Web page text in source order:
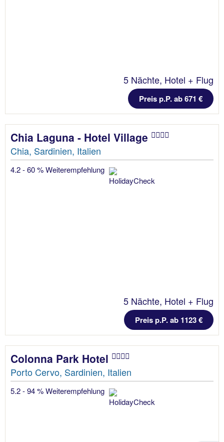
5 Nächte, Hotel + Flug
Preis p.P. ab 671 €
Chia Laguna - Hotel Village
Chia, Sardinien, Italien
4.2 - 60 % Weiterempfehlung
5 Nächte, Hotel + Flug
Preis p.P. ab 1123 €
Colonna Park Hotel
Porto Cervo, Sardinien, Italien
5.2 - 94 % Weiterempfehlung